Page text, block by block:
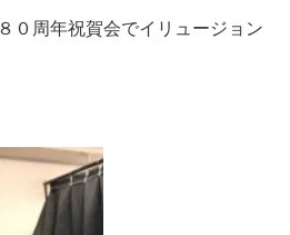
周年祝賀会でイリュージョン